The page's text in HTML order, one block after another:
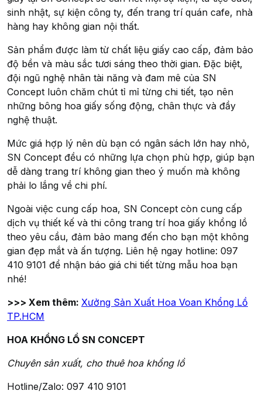
sinh nhật, sự kiện công ty, đến trang trí quán cafe, nhà
hàng hay không gian nội thất.
Sản phẩm được làm từ chất liệu giấy cao cấp, đảm bảo
độ bền và màu sắc tươi sáng theo thời gian. Đặc biệt,
đội ngũ nghệ nhân tài năng và đam mê của SN
Concept luôn chăm chút tỉ mỉ từng chi tiết, tạo nên
những bông hoa giấy sống động, chân thực và đầy
nghệ thuật.
Mức giá hợp lý nên dù bạn có ngân sách lớn hay nhỏ,
SN Concept đều có những lựa chọn phù hợp, giúp bạn
dễ dàng trang trí không gian theo ý muốn mà không
phải lo lắng về chi phí.
Ngoài việc cung cấp hoa, SN Concept còn cung cấp
dịch vụ thiết kế và thi công trang trí hoa giấy khổng lồ
theo yêu cầu, đảm bảo mang đến cho bạn một không
gian đẹp mắt và ấn tượng. Liên hệ ngay hotline: 097
410 9101 để nhận báo giá chi tiết từng mẫu hoa bạn
nhé!
>>> Xem thêm: Xưởng Sản Xuất Hoa Voan Khổng Lồ
TP.HCM
HOA KHỔNG LỒ SN CONCEPT
Chuyên sản xuất, cho thuê hoa khổng lồ
Hotline/Zalo: 097 410 9101